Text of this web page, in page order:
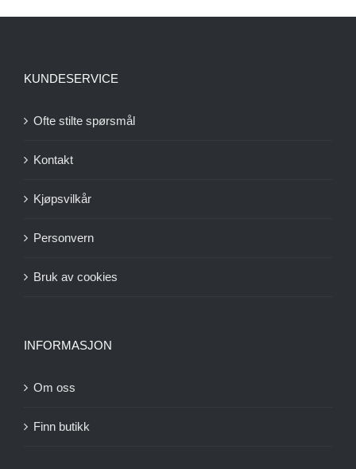
KUNDESERVICE
Ofte stilte spørsmål
Kontakt
Kjøpsvilkår
Personvern
Bruk av cookies
INFORMASJON
Om oss
Finn butikk